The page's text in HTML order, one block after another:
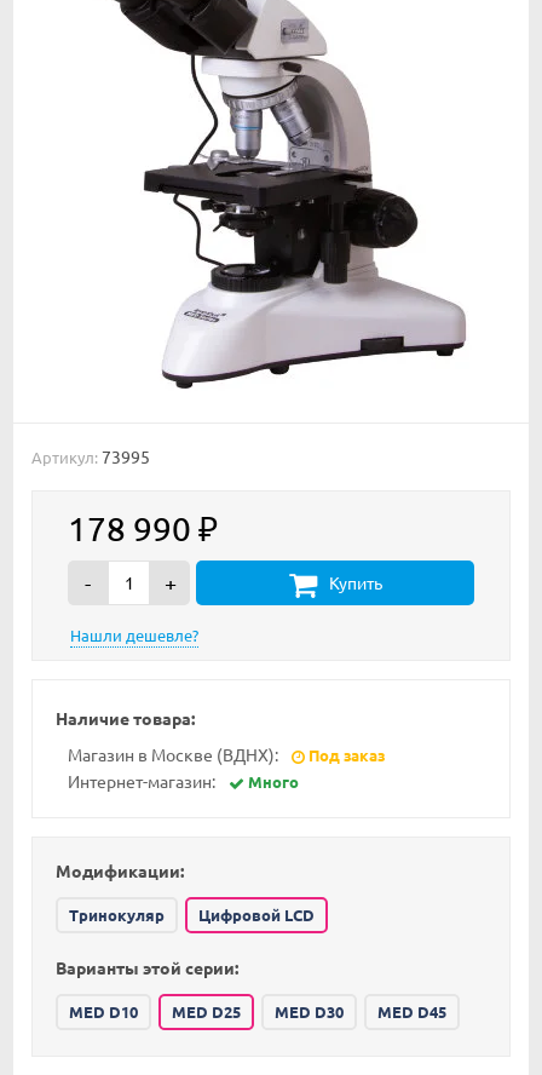
Артикул: 73995
178 990 ₽
- + Купить
Наличие товара:
Магазин в Москве (ВДНХ):
Под заказ
Интернет-магазин: Много
Модификации:
Тринокуляр Цифровой LCD
Варианты этой серии:
MED D10 MED D25 MED D30 MED D45